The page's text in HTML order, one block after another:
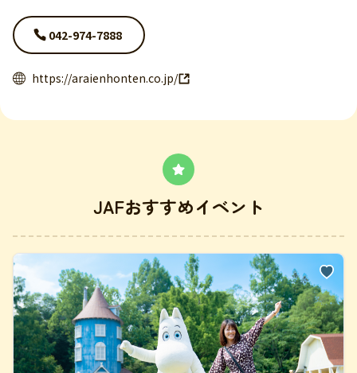
042-974-7888
https://araienhonten.co.jp/
JAFおすすめイベント